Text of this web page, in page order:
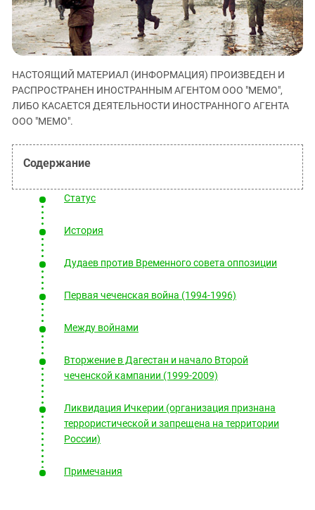
ЗАСТАВЛЯЕТ
КАВКАЗ ЗА ПАЛЕСТИНУ
ИНАКОМЫСЛИЕ В ЧЕЧНЕ
ПРЕСЛЕДОВАНИЕ АКТИВИСТОВ
МОБИЛИЗАЦИЯ И ПРОТЕСТЫ
Дагестан
Ингушетия
Кабардино-Балкария
Калмыкия
Краснодарский край
Нагорный Карабах
Российская Федерация
Ростовская область
Северная Осетия - Алания
СКФО
Ставропольский край
Чечня
Южная Осетия
Южный Кавказ
ЮФО
НАСТОЯЩИЙ МАТЕРИАЛ (ИНФОРМАЦИЯ) ПРОИЗВЕДЕН И
РАСПРОСТРАНЕН ИНОСТРАННЫМ АГЕНТОМ ООО "МЕМО",
ЛИБО КАСАЕТСЯ ДЕЯТЕЛЬНОСТИ ИНОСТРАННОГО АГЕНТА
ООО "МЕМО".
Статус
История
Дудаев против Временного совета оппозиции
Первая чеченская война (1994-1996)
Между войнами
Вторжение в Дагестан и начало Второй
чеченской кампании (1999-2009)
Ликвидация Ичкерии (организация признана
террористической и запрещена на территории
России)
Примечания